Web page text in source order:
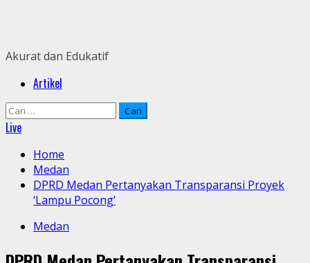
Akurat dan Edukatif
PrimaryArtikel
Cari
untuk:
Live
Home
Medan
DPRD Medan Pertanyakan Transparansi Proyek
‘Lampu Pocong’
Medan